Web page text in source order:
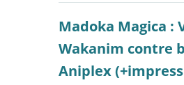
Madoka Magica :
Wakanim contre
Aniplex